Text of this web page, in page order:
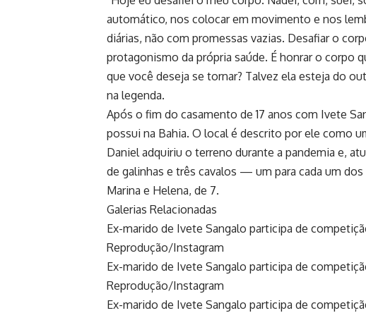
automático, nos colocar em movimento e nos
diárias, não com promessas vazias. Desafiar o
protagonismo da própria saúde. É honrar o corpo
que você deseja se tornar? Talvez ela esteja do
na legenda.
Após o fim do casamento de 17 anos com Ivete
possui na Bahia. O local é descrito por ele como
Daniel adquiriu o terreno durante a pandemia e,
de galinhas e três cavalos — um para cada um dos
Marina e Helena, de 7.
Galerias Relacionadas
Ex-marido de Ivete Sangalo participa de
Reprodução/Instagram
Ex-marido de Ivete Sangalo participa de
Reprodução/Instagram
Ex-marido de Ivete Sangalo participa de